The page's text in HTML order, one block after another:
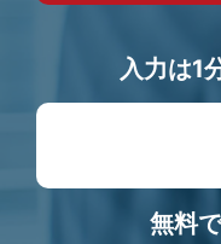
入力は1
無料